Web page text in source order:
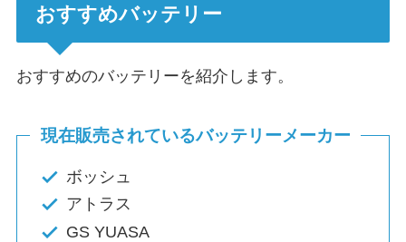
おすすめバッテリー
おすすめのバッテリーを紹介します。
現在販売されているバッテリーメーカー
ボッシュ
アトラス
GS YUASA